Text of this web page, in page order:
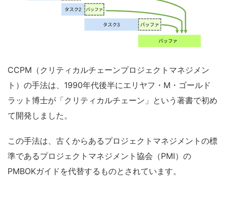
CCPM （クリティカルチェーンプロジェクトマネジメン
ト）の手法は、1990年代後半にエリヤフ・M・ゴールド
ラット博士が「クリティカルチェーン」という著書で初め
て開発しました。
この手法は、古くからあるプロジェクトマネジメントの標
準であるプロジェクトマネジメント協会（PMI）の
PMBOKガイドを代替するものとされています。